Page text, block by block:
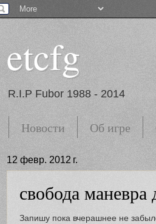
etcfg
R.I.P Fubor 1988 - 2014
Новости Об игре
12 февр. 2012 г.
свобода маневра
Запишу пока вчерашнее не